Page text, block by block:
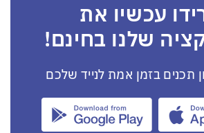
עכשיו את
שלנו בחינם!
תכנים בזמן אמת לנייד שלכם